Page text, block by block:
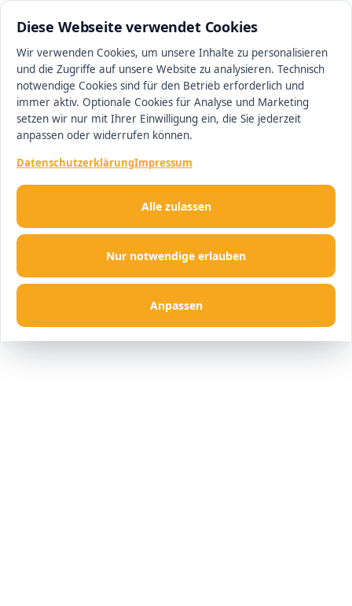
Diese Webseite verwendet Cookies
Wir verwenden Cookies, um unsere Inhalte zu personalisieren
und die Zugriffe auf unsere Website zu analysieren. Technisch
notwendige Cookies sind für den Betrieb erforderlich und
immer aktiv. Optionale Cookies für Analyse und Marketing
setzen wir nur mit Ihrer Einwilligung ein, die Sie jederzeit
anpassen oder widerrufen können.
DatenschutzerklärungImpressum
Nur notwendige erlauben
Anpassen
Alle zulassen